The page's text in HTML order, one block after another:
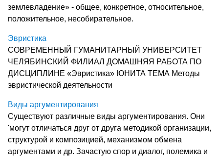
землевладение» - общее, конкретное, относительное,
положительное, несобирательное.
Эвристика
СОВРЕМЕННЫЙ ГУМАНИТАРНЫЙ УНИВЕРСИТЕТ
ЧЕЛЯБИНСКИЙ ФИЛИАЛ ДОМАШНЯЯ РАБОТА ПО
ДИСЦИПЛИНЕ «Эвристика» ЮНИТА ТЕМА Методы
эвристической деятельности
Виды аргументирования
Существуют различные виды аргументирования. Они
'могут отличаться друг от друга методикой организации,
структурой и композицией, механизмом обмена
аргументами и др. Зачастую спор и диалог, полемика и